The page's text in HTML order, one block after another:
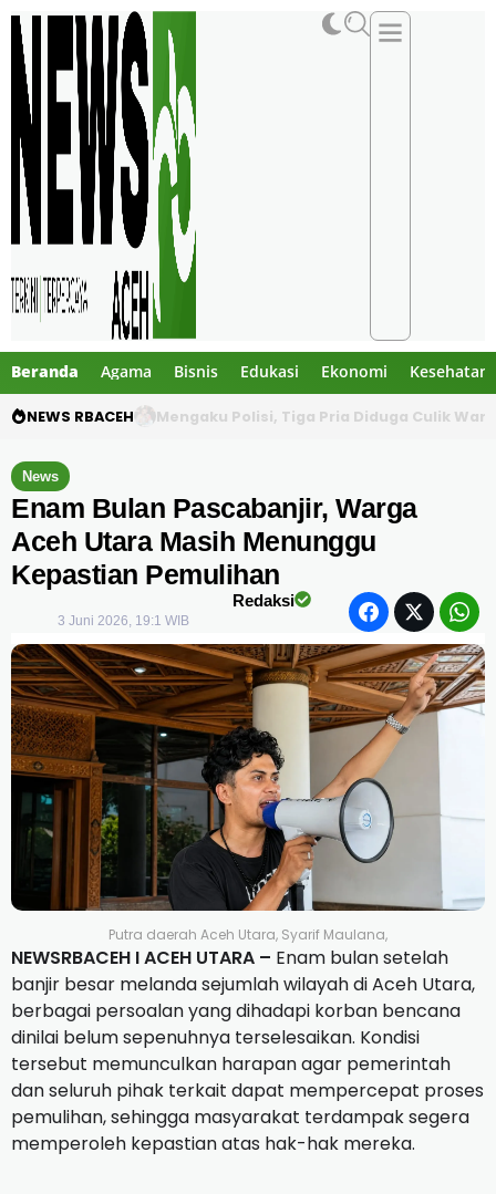
Beranda Agama Bisnis Edukasi Ekonomi Kesehatan
NEWS RBACEH Utang Rp124 Juta Berujung Dugaan
News
Enam Bulan Pascabanjir, Warga
Aceh Utara Masih Menunggu
Kepastian Pemulihan
Redaksi
3 Juni 2026, 19:1 WIB
Putra daerah Aceh Utara, Syarif Maulana,
NEWSRBACEH I ACEH UTARA – Enam bulan setelah
banjir besar melanda sejumlah wilayah di Aceh Utara,
berbagai persoalan yang dihadapi korban bencana
dinilai belum sepenuhnya terselesaikan. Kondisi
tersebut memunculkan harapan agar pemerintah
dan seluruh pihak terkait dapat mempercepat proses
pemulihan, sehingga masyarakat terdampak segera
memperoleh kepastian atas hak-hak mereka.